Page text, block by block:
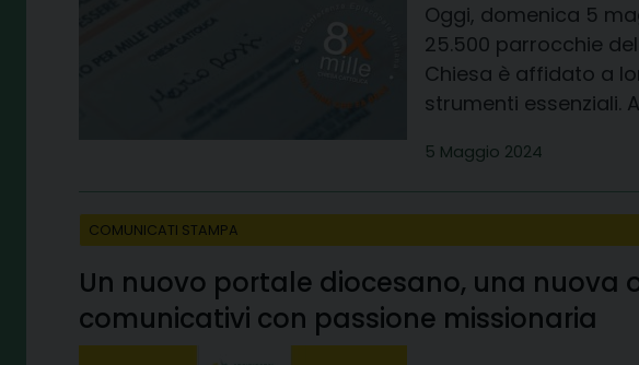
Oggi, domenica 5
25.500 parrocchie
Chiesa è affidato a
strumenti essenziali.
5 Maggio 2024
COMUNICATI STAMPA
Un nuovo portale diocesano, una nuova
comunicativi con passione missionaria